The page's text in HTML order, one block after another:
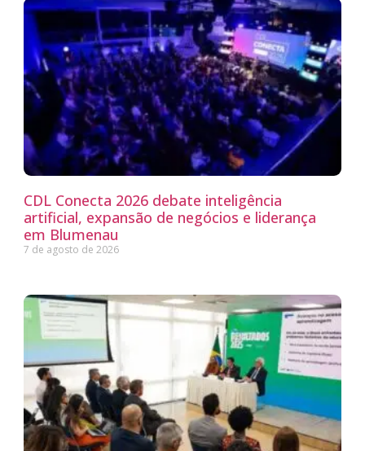
CDL Conecta 2026 debate inteligência
artificial, expansão de negócios e liderança
em Blumenau
7 de agosto de 2026